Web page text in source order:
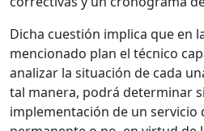
Dicha cuestión implica que en
mencionado plan el técnico
analizar la situación de cada
tal manera, podrá determinar
implementación de un servicio